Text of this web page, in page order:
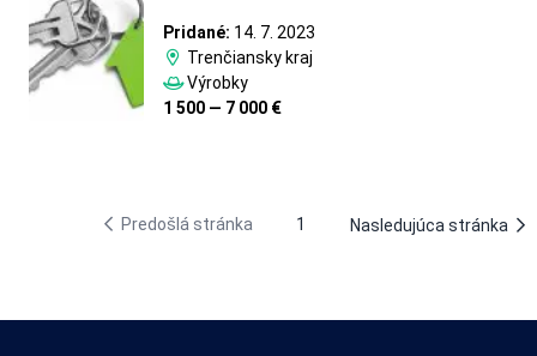
Pridané: 14. 7. 2023
Trenčiansky kraj
Výrobky
1 500 — 7 000 €
Predošlá stránka 1 Nasledujúca stránka